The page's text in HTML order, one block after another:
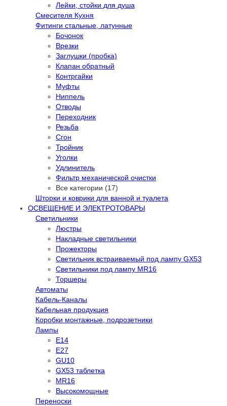
Лейки, стойки для душа
Смесителя Кухня
Фитинги стальные, латунные
Бочонок
Врезки
Заглушки (пробка)
Клапан обратный
Контргайки
Муфты
Ниппель
Отводы
Переходник
Резьба
Сгон
Тройник
Уголки
Удлинитель
Фильтр механической очистки
Все категории (17)
Шторки и коврики для ванной и туалета
ОСВЕЩЕНИЕ И ЭЛЕКТРОТОВАРЫ
Светильники
Люстры
Накладные светильники
Прожекторы
Светильник встраиваемый под лампу GX53
Светильники под лампу MR16
Торшеры
Автоматы
Кабель-Каналы
Кабельная продукция
Коробки монтажные, подрозетники
Лампы
E14
E27
GU10
GX53 таблетка
MR16
Высокомощные
Переноски